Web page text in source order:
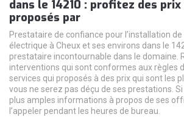
dans le 14210 : profitez des
proposés par
Prestataire de confiance pour l’installation
électrique à Cheux et ses environs dans le
prestataire incontournable dans le domaine.
interventions qui sont conformes aux règles
services qui proposés à des prix qui sont les
vous ne serez pas déçu de ses prestations.
plus amples informations à propos de ses
l’appeler pendant les heures de bureau.